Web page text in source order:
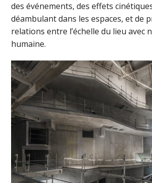
des événements, des effets
déambulant dans les espaces, et de
relations entre l’échelle du lieu avec
humaine.